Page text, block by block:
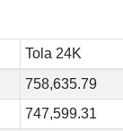
Tola 24K
758,635.79
747,599.31